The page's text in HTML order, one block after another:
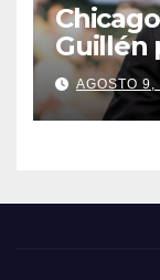
Guillén
número
AGOSTO 9,